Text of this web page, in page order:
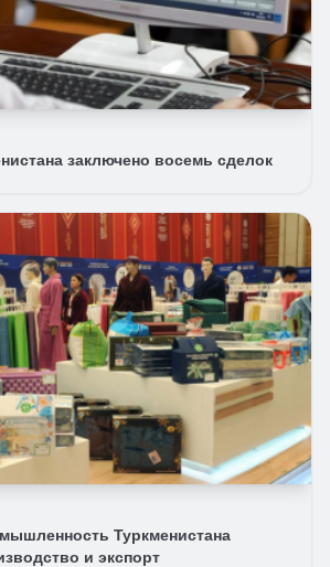
заключено восемь сделок
Туркменистана
и экспорт